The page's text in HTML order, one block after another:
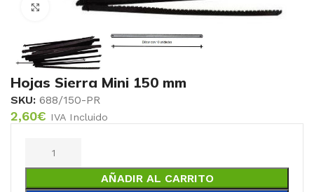
Click to enlarge
Hojas Sierra Mini 150 mm
SKU: 688/150-PR
2,60€ IVA Incluido
AÑADIR AL CARRITO